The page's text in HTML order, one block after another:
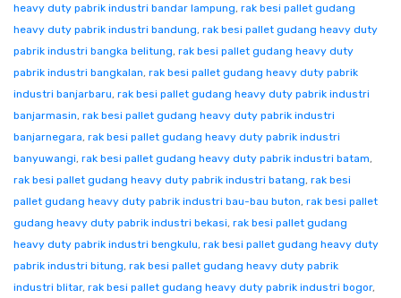
heavy duty pabrik industri bandar lampung, rak besi pallet gudang
heavy duty pabrik industri bandung, rak besi pallet gudang heavy duty
pabrik industri bangka belitung, rak besi pallet gudang heavy duty
pabrik industri bangkalan, rak besi pallet gudang heavy duty pabrik
industri banjarbaru, rak besi pallet gudang heavy duty pabrik industri
banjarmasin, rak besi pallet gudang heavy duty pabrik industri
banjarnegara, rak besi pallet gudang heavy duty pabrik industri
banyuwangi, rak besi pallet gudang heavy duty pabrik industri batam,
rak besi pallet gudang heavy duty pabrik industri batang, rak besi
pallet gudang heavy duty pabrik industri bau-bau buton, rak besi pallet
gudang heavy duty pabrik industri bekasi, rak besi pallet gudang
heavy duty pabrik industri bengkulu, rak besi pallet gudang heavy duty
pabrik industri bitung, rak besi pallet gudang heavy duty pabrik
industri blitar, rak besi pallet gudang heavy duty pabrik industri bogor,